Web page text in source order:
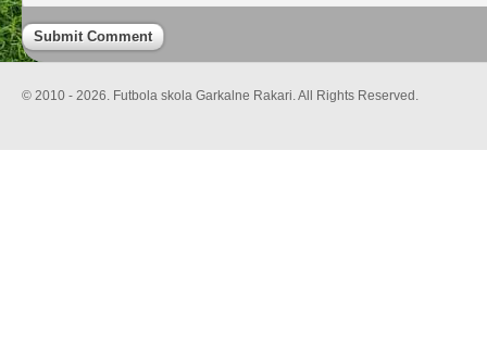
© 2010 - 2026. Futbola skola Garkalne Rakari. All Rights Reserved.